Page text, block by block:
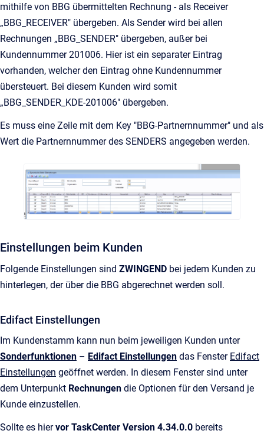
mithilfe von BBG übermittelten Rechnung - als Receiver
„BBG_RECEIVER" übergeben. Als Sender wird bei allen
Rechnungen „BBG_SENDER" übergeben, außer bei
Kundennummer 201006. Hier ist ein separater Eintrag
vorhanden, welcher den Eintrag ohne Kundennummer
übersteuert. Bei diesem Kunden wird somit
„BBG_SENDER_KDE-201006" übergeben.
Es muss eine Zeile mit dem Key "BBG-Partnernnummer" und als
Wert die Partnernnummer des SENDERS angegeben werden.
Einstellungen beim Kunden
Folgende Einstellungen sind ZWINGEND bei jedem Kunden zu
hinterlegen, der über die BBG abgerechnet werden soll.
Edifact Einstellungen
Im Kundenstamm kann nun beim jeweiligen Kunden unter
Sonderfunktionen – Edifact Einstellungen das Fenster Edifact
Einstellungen geöffnet werden. In diesem Fenster sind unter
dem Unterpunkt Rechnungen die Optionen für den Versand je
Kunde einzustellen.
Sollte es hiervor TaskCenter Version 4.34.0.0 bereits